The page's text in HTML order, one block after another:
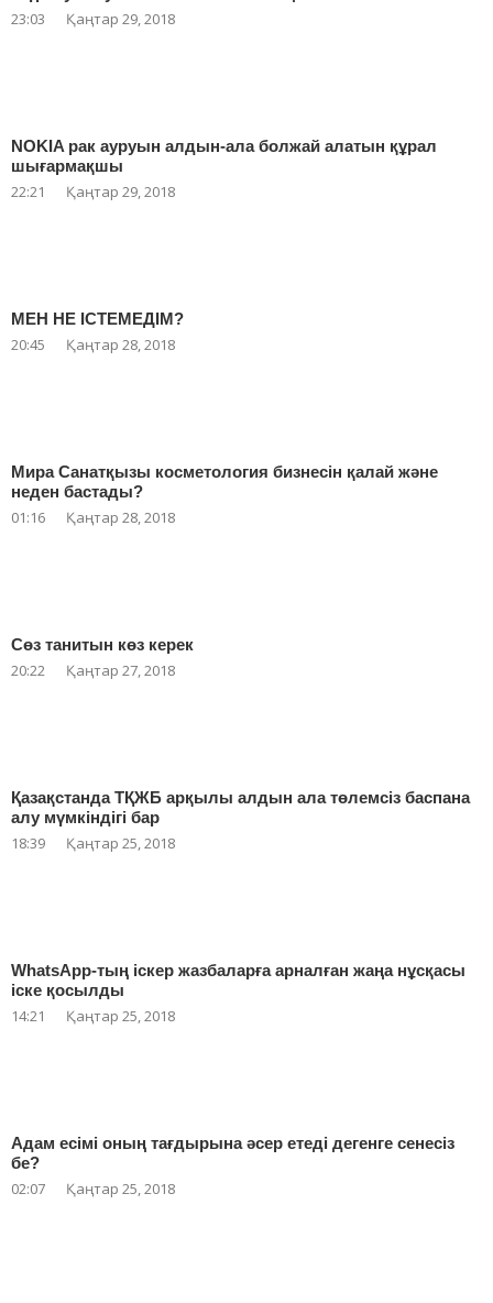
23:03 Қаңтар 29, 2018
NOKIA рак ауруын алдын-ала болжай алатын құрал
шығармақшы
22:21 Қаңтар 29, 2018
МЕН НЕ ІСТЕМЕДІМ?
20:45 Қаңтар 28, 2018
Мира Санатқызы косметология бизнесін қалай және
неден бастады?
01:16 Қаңтар 28, 2018
Сөз танитын көз керек
20:22 Қаңтар 27, 2018
Қазақстанда ТҚЖБ арқылы алдын ала төлемсіз баспана
алу мүмкіндігі бар
18:39 Қаңтар 25, 2018
WhatsApp-тың іскер жазбаларға арналған жаңа нұсқасы
іске қосылды
14:21 Қаңтар 25, 2018
Адам есімі оның тағдырына әсер етеді дегенге сенесіз
бе?
02:07 Қаңтар 25, 2018